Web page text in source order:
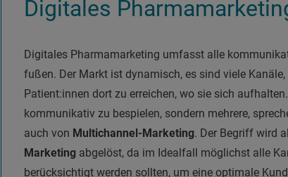
Digitales
Digitales Pharmamarketing umfasst alle
fußen. Der Markt ist dynamisch, es sind viele Kanäle,
Patient:innen dort zu erreichen, wo sie sich
kommunikativ zu bespielen, sondern mehrere,
auch von Multichannel-Marketing. Der Begriff wird
Marketing abgelöst, da im Idealfall möglichst alle
berücksichtigt werden sollten, um eine optimale